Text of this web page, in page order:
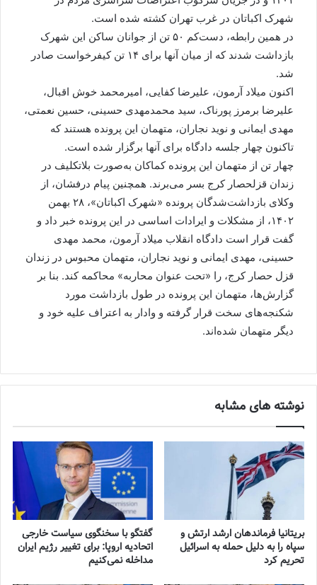
شهرک اکباتان در غرب تهران کشته شده است.
در همین رابطه، دست‌کم ۵۰ تن از جوانان ساکن این شهرک
بازداشت شدند که از میان آنها برای ۱۴ تن کیفرخواست صادر
شد.
اکنون میلاد آرمون، علیرضا کفایی، امیرمحمد خوش اقبال،
علیرضا برمرز پورناک، سید محمدمهدی حسینی، حسین نعمتی،
مهدی ایمانی و نوید نجاران، متهمان این پرونده هستند که
تاکنون چهار جلسه دادگاه برای آنها برگزار شده است.
چهار تن از متهمان این پرونده کماکان به‌‌صورت بلاتکلیف در
زندان قزلحصار کرج بسر می‌برند. همچنین پیام درفشان، از
وکلای بازداشت‌شدگان پرونده «شهرک اکباتان»، ۲۸ بهمن
۱۴۰۲، از مشکلات و ایرادات اساسی در این پرونده خبر داد و
گفت قرار است دادگاه انقلاب میلاد آرمون، محمد مهدی
حسینی، مهدی ایمانی و نوید نجاران، متهمان محبوس در زندان
قزل حصار کرج، را «تحت عنوان محاربه» محاکمه کند. بنا بر
گزارش‌ها، متهمان این پرونده در طول بازداشت مورد
شکنجه‌های سخت قرار گرفته و وادار به اعتراف علیه خود و
دیگر متهمان شده‌اند.
نوشته های مشابه
بریتانیا فرماندهان ارشد ارتش و
سپاه را به دلیل حمله به اسرائیل
تحریم کرد
گفتگو با سخنگوی سیاست خارجی
اتحادیه اروپا: برای تغییر رژیم ایران
مداخله نمی‌کنیم